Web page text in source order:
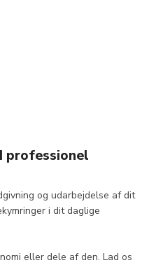
professionel
og udarbejdelse af dit
i dit daglige
eller dele af den. Lad os